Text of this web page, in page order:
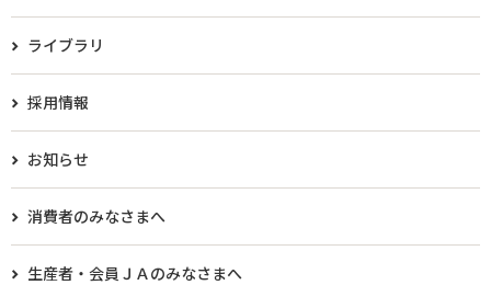
ライブラリ
採用情報
お知らせ
消費者のみなさまへ
生産者・会員ＪＡのみなさまへ​